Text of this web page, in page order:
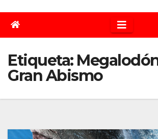
Etiqueta:
Gran Abismo